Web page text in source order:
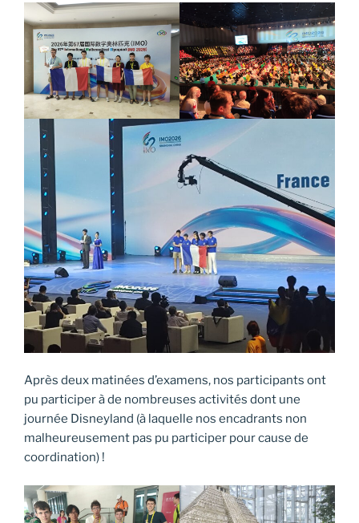
Après deux matinées d’examens, nos participants ont
pu participer à de nombreuses activités dont une
journée Disneyland (à laquelle nos encadrants non
malheureusement pas pu participer pour cause de
coordination) !